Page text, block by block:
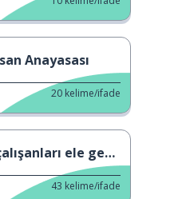
Anayasası
20 kelime/ifade
ele geçirdi.
43 kelime/ifade